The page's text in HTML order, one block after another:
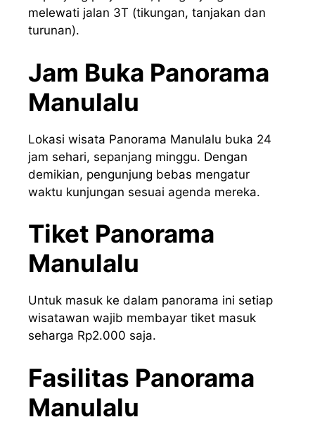
melewati jalan 3T (tikungan, tanjakan dan
turunan).
Jam Buka Panorama
Manulalu
Lokasi wisata Panorama Manulalu buka 24
jam sehari, sepanjang minggu. Dengan
demikian, pengunjung bebas mengatur
waktu kunjungan sesuai agenda mereka.
Tiket Panorama
Manulalu
Untuk masuk ke dalam panorama ini setiap
wisatawan wajib membayar tiket masuk
seharga Rp2.000 saja.
Fasilitas Panorama
Manulalu